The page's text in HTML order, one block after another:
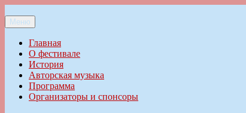
к
содержимому
Ильменский фестиваль авторской песни
Меню
Главная
О фестивале
История
Авторская музыка
Программа
Организаторы и спонсоры